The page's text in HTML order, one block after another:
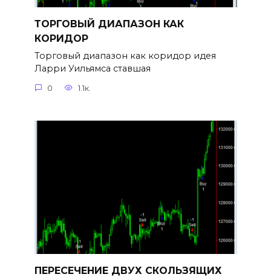
ТОРГОВЫЙ ДИАПАЗОН КАК
КОРИДОР
Торговый диапазон как коридор идея
Ларри Уильямса ставшая
0 1.1к.
ПЕРЕСЕЧЕНИЕ ДВУХ СКОЛЬЗЯЩИХ